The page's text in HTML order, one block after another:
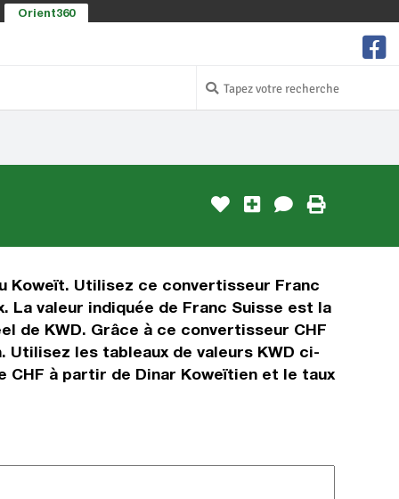
Orient360
Koweït. Utilisez ce convertisseur Franc
La valeur indiquée de Franc Suisse est la
de KWD. Grâce à ce convertisseur CHF
les tableaux de valeurs KWD ci-
CHF à partir de Dinar Koweïtien et le taux